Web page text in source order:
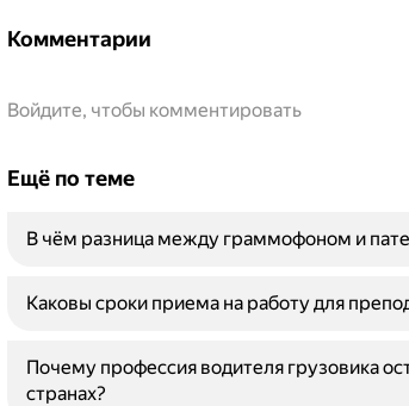
Комментарии
Войдите, чтобы комментировать
Ещё по теме
В чём разница между граммофоном и
Каковы сроки приема на работу для
Почему профессия водителя грузовика
странах?